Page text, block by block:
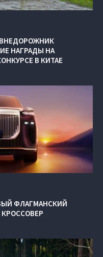
НАГРАДЫ НА
В КИТАЕ
ФЛАГМАНСКИЙ